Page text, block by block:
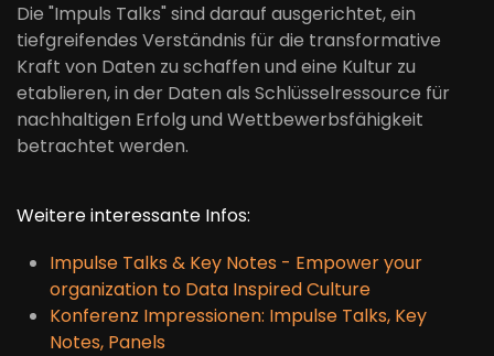
Die "Impuls Talks" sind darauf ausgerichtet, ein
tiefgreifendes Verständnis für die transformative
Kraft von Daten zu schaffen und eine Kultur zu
etablieren, in der Daten als Schlüsselressource für
nachhaltigen Erfolg und Wettbewerbsfähigkeit
betrachtet werden.
Weitere interessante Infos:
Impulse Talks & Key Notes - Empower your
organization to Data Inspired Culture
Konferenz Impressionen: Impulse Talks, Key
Notes, Panels